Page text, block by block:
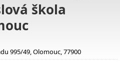
škola
995/49, Olomouc, 77900